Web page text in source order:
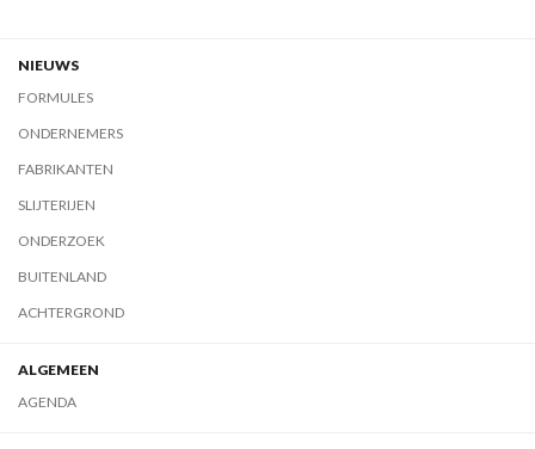
NIEUWS
FORMULES
ONDERNEMERS
FABRIKANTEN
SLIJTERIJEN
ONDERZOEK
BUITENLAND
ACHTERGROND
ALGEMEEN
AGENDA